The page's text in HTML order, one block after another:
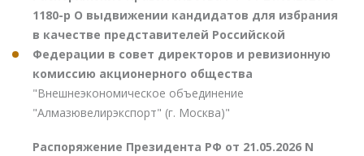
1180-р О выдвижении кандидатов для избрания
в качестве представителей Российской
Федерации в совет директоров и ревизионную
комиссию акционерного общества
"Внешнеэкономическое объединение
"Алмазювелирэкспорт" (г. Москва)"
Распоряжение Президента РФ от 21.05.2026 N